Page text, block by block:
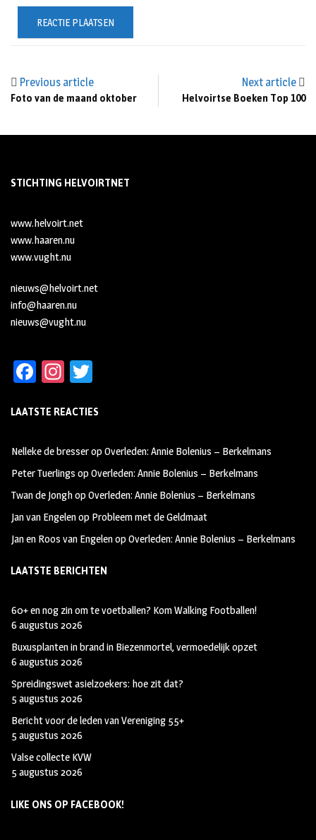
Previous article
Foto van de maand oktober
Next article
Helvoirtse Boeken Top 100
STICHTING HELVOIRTNET
www.helvoirt.net
www.haaren.nu
www.vught.nu
nieuws@helvoirt.net
info@haaren.nu
nieuws@vught.nu
Fa
b
oo
k
In
ag
m
tt
LAATSTE REACTIES
Nelleke de bresseropOverleden: Annie Bolenius – Berkelmans
Peter Tuerlings opOverleden: Annie Bolenius – Berkelmans
Twan de JonghopOverleden: Annie Bolenius – Berkelmans
Jan van Engelenop Probleem met de Geldmaat
Jan en Roos van EngelenopOverleden: Annie Bolenius – Berkelmans
LAATSTE BERICHTEN
60+ en nog zin om te voetballen? Kom Walking Footballen!
6 augustus 2026
Buxusplanten in brand in Biezenmortel, vermoedelijk opzet
6 augustus 2026
Spreidingswet asielzoekers: hoe zit dat?
5 augustus 2026
Bericht voor de leden van Vereniging 55+
5 augustus 2026
Valse collecte KVW
5 augustus 2026
LIKE ONS OP FACEBOOK!